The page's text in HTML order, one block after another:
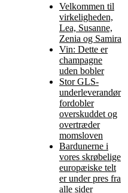
Velkommen til
virkeligheden,
Lea, Susanne,
Zenia og Samira
Vin: Dette er
champagne
uden bobler
Stor GLS-
underleverandør
fordobler
overskuddet og
overtræder
momsloven
Bardunerne i
vores skrøbelige
europæiske telt
er under pres fra
alle sider